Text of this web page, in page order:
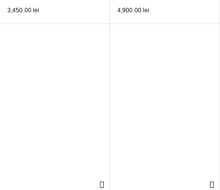
3,450.00 lei 4,900.00 lei